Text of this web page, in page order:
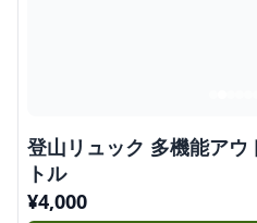
登山リュック 多機能アウ
トル
¥4,000